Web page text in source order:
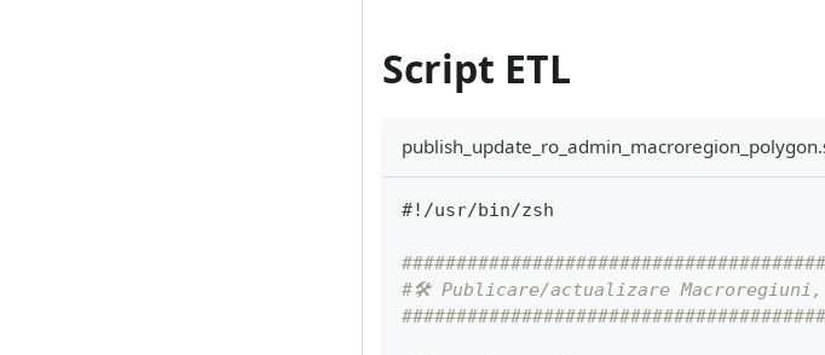
Script ETL
#!/usr/bin/zsh
#🛠 Publicare/actualizare Macroregiuni,